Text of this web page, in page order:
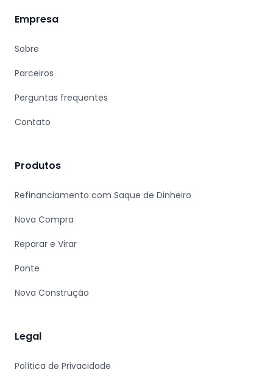
Empresa
Sobre
Parceiros
Perguntas frequentes
Contato
Produtos
Refinanciamento com Saque de Dinheiro
Nova Compra
Reparar e Virar
Ponte
Nova Construção
Legal
Política de Privacidade